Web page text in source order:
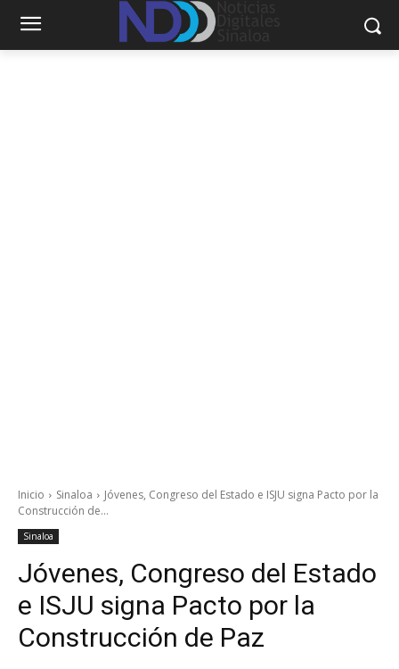
Inicio Sinaloa
Jóvenes, Congreso del Estado e ISJU signa Pacto por la
Construcción de...
Sinaloa
Jóvenes, Congreso del Estado
e ISJU signa Pacto por la
Construcción de Paz